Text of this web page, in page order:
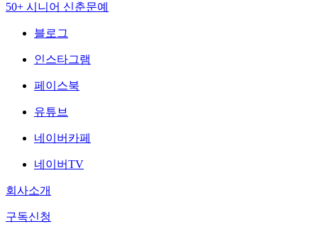
50+ 시니어 신춘문예
블로그
인스타그램
페이스북
유튜브
네이버카페
네이버TV
회사소개
구독신청